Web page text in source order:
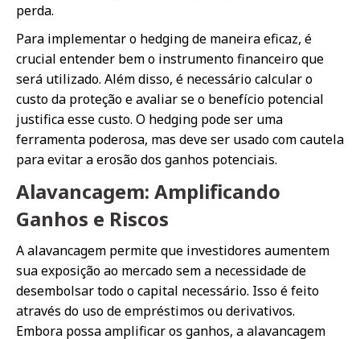
perda.
Para implementar o hedging de maneira eficaz, é
crucial entender bem o instrumento financeiro que
será utilizado. Além disso, é necessário calcular o
custo da proteção e avaliar se o benefício potencial
justifica esse custo. O hedging pode ser uma
ferramenta poderosa, mas deve ser usado com cautela
para evitar a erosão dos ganhos potenciais.
Alavancagem: Amplificando
Ganhos e Riscos
A alavancagem permite que investidores aumentem
sua exposição ao mercado sem a necessidade de
desembolsar todo o capital necessário. Isso é feito
através do uso de empréstimos ou derivativos.
Embora possa amplificar os ganhos, a alavancagem